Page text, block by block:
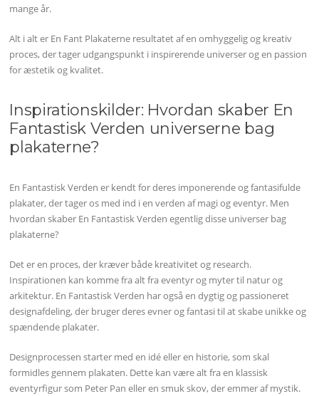
mange år.
Alt i alt er En Fant Plakaterne resultatet af en omhyggelig og kreativ
proces, der tager udgangspunkt i inspirerende universer og en passion
for æstetik og kvalitet.
Inspirationskilder: Hvordan skaber En
Fantastisk Verden universerne bag
plakaterne?
En Fantastisk Verden er kendt for deres imponerende og fantasifulde
plakater, der tager os med ind i en verden af magi og eventyr. Men
hvordan skaber En Fantastisk Verden egentlig disse universer bag
plakaterne?
Det er en proces, der kræver både kreativitet og research.
Inspirationen kan komme fra alt fra eventyr og myter til natur og
arkitektur. En Fantastisk Verden har også en dygtig og passioneret
designafdeling, der bruger deres evner og fantasi til at skabe unikke og
spændende plakater.
Designprocessen starter med en idé eller en historie, som skal
formidles gennem plakaten. Dette kan være alt fra en klassisk
eventyrfigur som Peter Pan eller en smuk skov, der emmer af mystik.